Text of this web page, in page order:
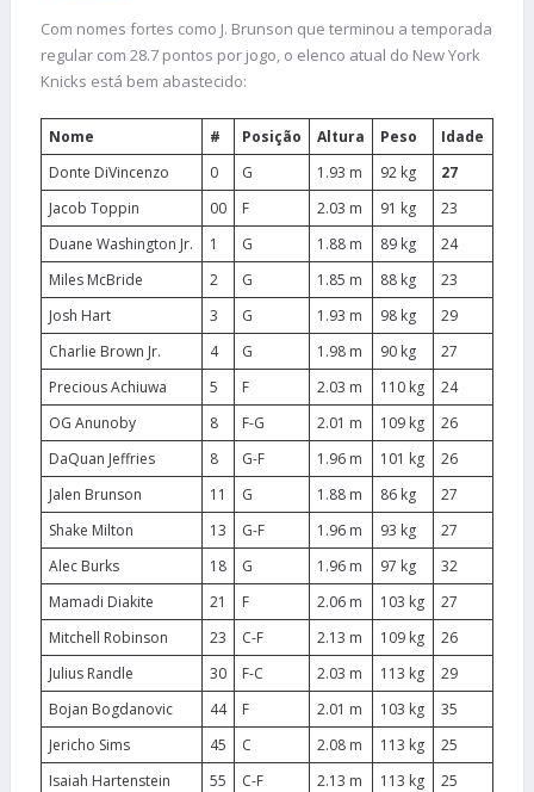
Com nomes fortes como J. Brunson que terminou a temporada
regular com 28.7 pontos por jogo, o elenco atual do New York
Knicks está bem abastecido:
Nome # Posição Altura Peso
Idade
Donte DiVincenzo
0 G 1.93 m 92 kg
27
Jacob Toppin
00 F 2.03 m 91 kg
23
Duane Washington Jr.
1 G 1.88 m 89 kg
24
Miles McBride
2 G 1.85 m 88 kg
23
Josh Hart
3 G 1.93 m 98 kg
29
Charlie Brown Jr.
4 G 1.98 m 90 kg
27
Precious Achiuwa
5 F 2.03 m 110 kg
24
OG Anunoby
8 F-G 2.01 m 109 kg
26
DaQuan Jeffries
8 G-F 1.96 m 101 kg
26
Jalen Brunson
11 G 1.88 m 86 kg
27
Shake Milton
13 G-F 1.96 m 93 kg
27
Alec Burks
18 G 1.96 m 97 kg
32
Mamadi Diakite
21 F 2.06 m 103 kg
27
Mitchell Robinson
23 C-F 2.13 m 109 kg
26
Julius Randle
30 F-C 2.03 m 113 kg
29
Bojan Bogdanovic
44 F 2.01 m 103 kg
35
Jericho Sims
45 C 2.08 m 113 kg
25
Isaiah Hartenstein
55 C-F 2.13 m 113 kg 25